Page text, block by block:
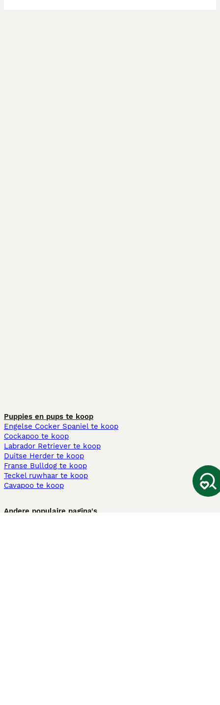
Puppies en pups te koop
Engelse Cocker Spaniel te koop
Cockapoo te koop
Labrador Retriever te koop
Duitse Herder te koop
Franse Bulldog te koop
Teckel ruwhaar te koop
Cavapoo te koop
Andere populaire pagina's